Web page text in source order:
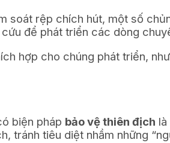
soát rệp chích hút, một số
để phát triển các dòng
hợp cho chúng phát triển,
biện pháp bảo vệ thiên địch
tránh tiêu diệt nhầm những